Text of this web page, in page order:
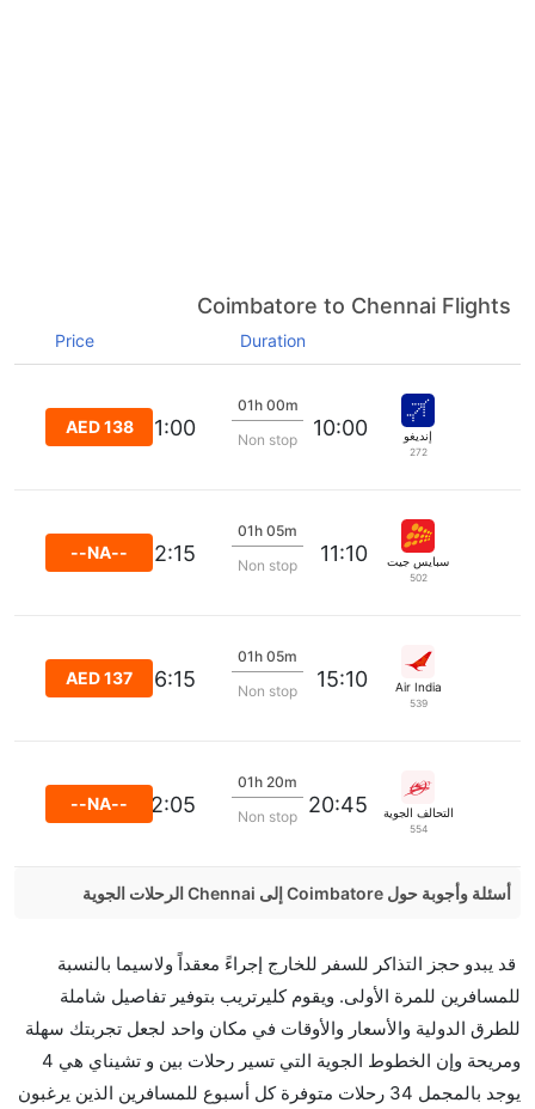
Coimbatore to Chennai Flights
Duration
Price
إنديغو
272
10:00
01h 00m
Non stop
11:00
AED 138
سبايس جيت
502
11:10
01h 05m
Non stop
12:15
--NA--
Air India
539
15:10
01h 05m
Non stop
16:15
AED 137
التحالف الجوية
554
20:45
01h 20m
Non stop
22:05
--NA--
أسئلة وأجوبة حول Coimbatore إلى Chennai الرحلات الجوية
من إلىتشيناي مما تستغرقه الخطوط الجوية الأخرى؟
نعم. توفر كل من Air India أسرع رحلات الطيران على هذا
الطريق،
هل توفر شركات الطيران مساحة إضافية للنوم؟
قد يبدو حجز التذاكر للسفر للخارج إجراءً معقداً ولاسيما بالنسبة
للمسافرين للمرة الأولى. ويقوم كليرتريب بتوفير تفاصيل شاملة
للطرق الدولية والأسعار والأوقات في مكان واحد لجعل تجربتك سهلة
ومريحة وإن الخطوط الجوية التي تسير رحلات بين و تشيناي هي 4
يوجد بالمجمل 34 رحلات متوفرة كل أسبوع للمسافرين الذين يرغبون